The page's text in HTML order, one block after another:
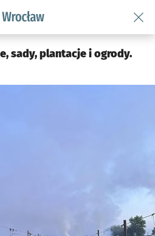
podserwis: Środowisko we
sady, plantacje i ogrody.